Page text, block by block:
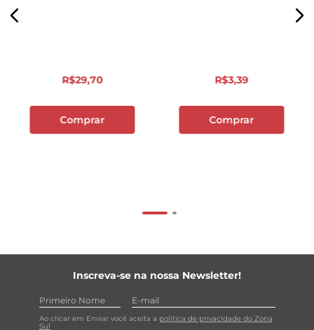
R$29,70
Comprar
R$3,39
Comprar
Inscreva-se na nossa Newsletter!
Ao clicar em Enviar você aceita a política de privacidade do Zona
Sul